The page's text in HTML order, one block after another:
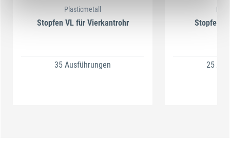
Plasticmetall
Stopfen VL für Vierkantrohr
35 Ausführungen
Stopfen
25